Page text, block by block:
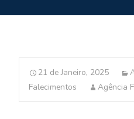
21 de Janeiro, 2025
Falecimentos
Agência